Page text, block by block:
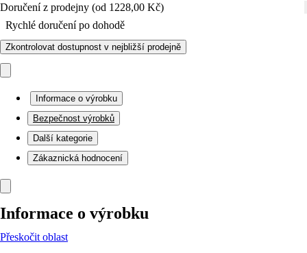
Doručení z prodejny (od 1228,00 Kč)
Rychlé doručení po dohodě
Zkontrolovat dostupnost v nejbližší prodejně
Informace o výrobku
Bezpečnost výrobků
Další kategorie
Zákaznická hodnocení
Informace o výrobku
Přeskočit oblast